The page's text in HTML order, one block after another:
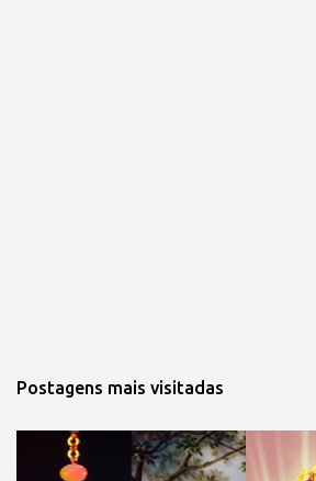
Postagens mais visitadas